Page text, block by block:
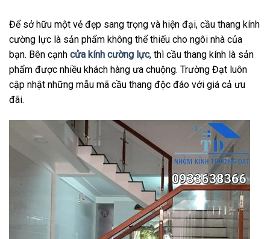
Để sở hữu một vẻ đẹp sang trọng và hiện đại, cầu thang kính
cường lực là sản phẩm không thể thiếu cho ngôi nhà của
bạn. Bên cạnh cửa kính cường lực, thì cầu thang kính là sản
phẩm được nhiều khách hàng ưa chuộng. Trường Đạt luôn
cập nhật những mẫu mã cầu thang độc đáo với giá cả ưu
đãi.